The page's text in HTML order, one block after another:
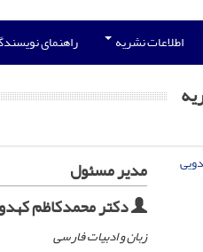
اطلاعات نشریه راهنمای
مدیر مسئول
دکتر محمدکاظم
زبان و ادبیات فارسی